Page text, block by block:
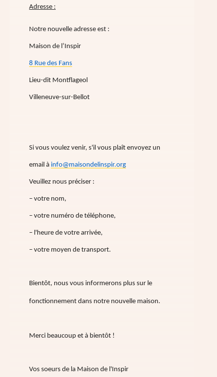
Adresse :
Notre nouvelle adresse est :
Maison de l’Inspir
8 Rue des Fans
Lieu-dit Montflageol
Villeneuve-sur-Bellot
Si vous voulez venir, s'il vous plaît envoyez un
email à info@maisondelinspir.org
Veuillez nous préciser :
– votre nom,
– votre numéro de téléphone,
– l'heure de votre arrivée,
– votre moyen de transport.
Bientôt, nous vous informerons plus sur le
fonctionnement dans notre nouvelle maison.
Merci beaucoup et à bientôt !
Vos soeurs de la Maison de l'Inspir